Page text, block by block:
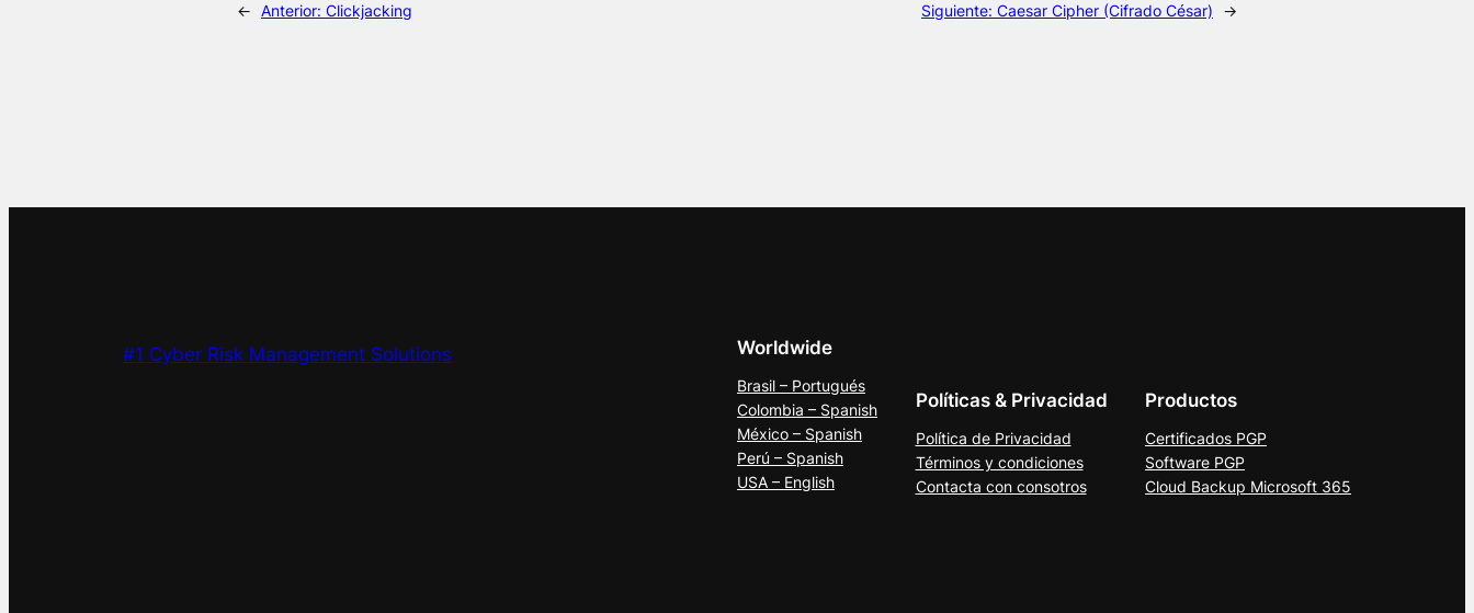
← Anterior: Clickjacking Siguiente: Caesar Cipher (Cifrado César) →
#1 Cyber Risk Management Solutions Worldwide
Brasil – Portugués
Colombia – Spanish
México – Spanish
Perú – Spanish
USA – English
Políticas & Privacidad
Política de Privacidad
Términos y condiciones
Contacta con consotros
Productos
Certificados PGP
Software PGP
Cloud Backup Microsoft 365